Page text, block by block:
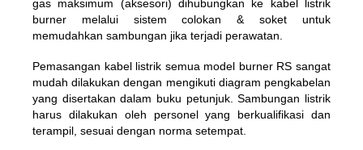
gas maksimum (aksesori) dihubungkan ke kabel listrik
burner melalui sistem colokan & soket untuk
memudahkan sambungan jika terjadi perawatan.
Pemasangan kabel listrik semua model burner RS ​​sangat
mudah dilakukan dengan mengikuti diagram pengkabelan
yang disertakan dalam buku petunjuk. Sambungan listrik
harus dilakukan oleh personel yang berkualifikasi dan
terampil, sesuai dengan norma setempat.